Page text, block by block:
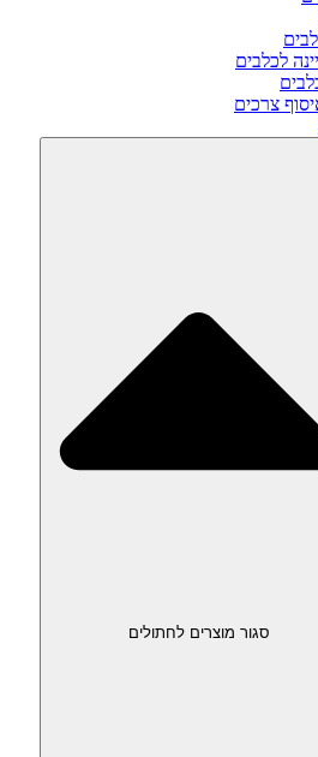
לכלבים
צרכים
סגור מוצרים לחתולים